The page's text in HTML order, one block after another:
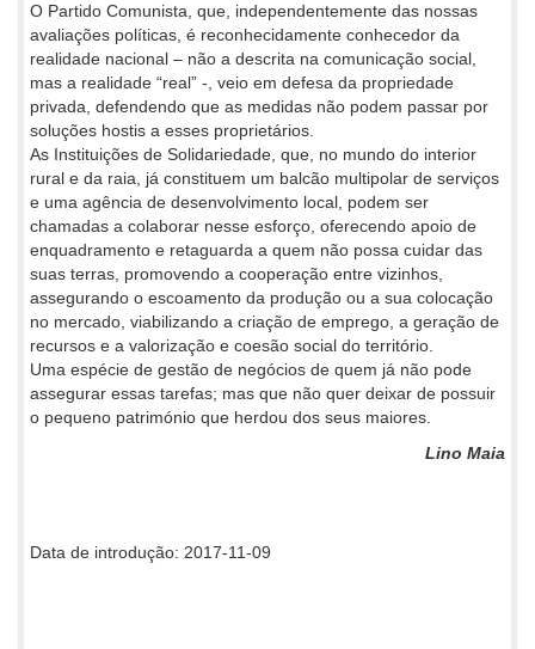
O Partido Comunista, que, independentemente das nossas
avaliações políticas, é reconhecidamente conhecedor da
realidade nacional – não a descrita na comunicação social,
mas a realidade “real” -, veio em defesa da propriedade
privada, defendendo que as medidas não podem passar por
soluções hostis a esses proprietários.
As Instituições de Solidariedade, que, no mundo do interior
rural e da raia, já constituem um balcão multipolar de serviços
e uma agência de desenvolvimento local, podem ser
chamadas a colaborar nesse esforço, oferecendo apoio de
enquadramento e retaguarda a quem não possa cuidar das
suas terras, promovendo a cooperação entre vizinhos,
assegurando o escoamento da produção ou a sua colocação
no mercado, viabilizando a criação de emprego, a geração de
recursos e a valorização e coesão social do território.
Uma espécie de gestão de negócios de quem já não pode
assegurar essas tarefas; mas que não quer deixar de possuir
o pequeno património que herdou dos seus maiores.
Lino Maia
Data de introdução: 2017-11-09